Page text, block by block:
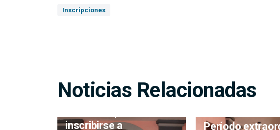
Inscripciones
Noticias Relacionadas
inscribirse a
Período